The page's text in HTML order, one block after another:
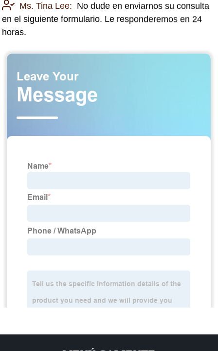
Ms. Tina Lee: No dude en enviarnos su consulta
en el siguiente formulario. Le responderemos en 24
horas.